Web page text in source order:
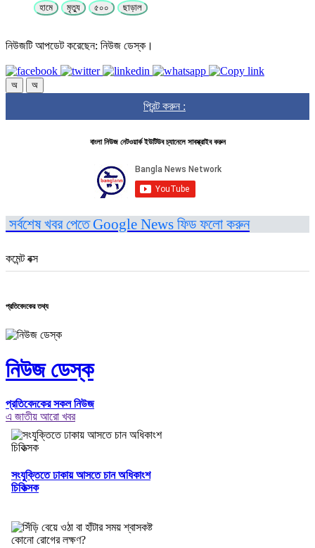
হামে মৃত্যু ৫০০ ছাড়াল
নিউজটি আপডেট করেছেন: নিউজ ডেস্ক।
অ অ
প্রিন্ট করুন :
বাংলা নিউজ নেটওয়ার্ক ইউটিউব চ্যানেলে সাবস্ক্রাইব করুন
সর্বশেষ খবর পেতে Google News ফিড ফলো করুন
কমেন্ট বক্স
প্রতিবেদকের তথ্য
নিউজ ডেস্ক
প্রতিবেদকের সকল নিউজ
এ জাতীয় আরো খবর
সংযুক্তিতে ঢাকায় আসতে চান অধিকাংশ
চিকিত্সক